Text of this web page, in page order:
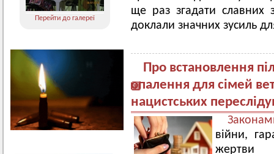
Перейти до галереї
ще раз згадати славних
доклали значних зусиль
Про встановлення
опалення для сімей
нацистських
війни,
жертви